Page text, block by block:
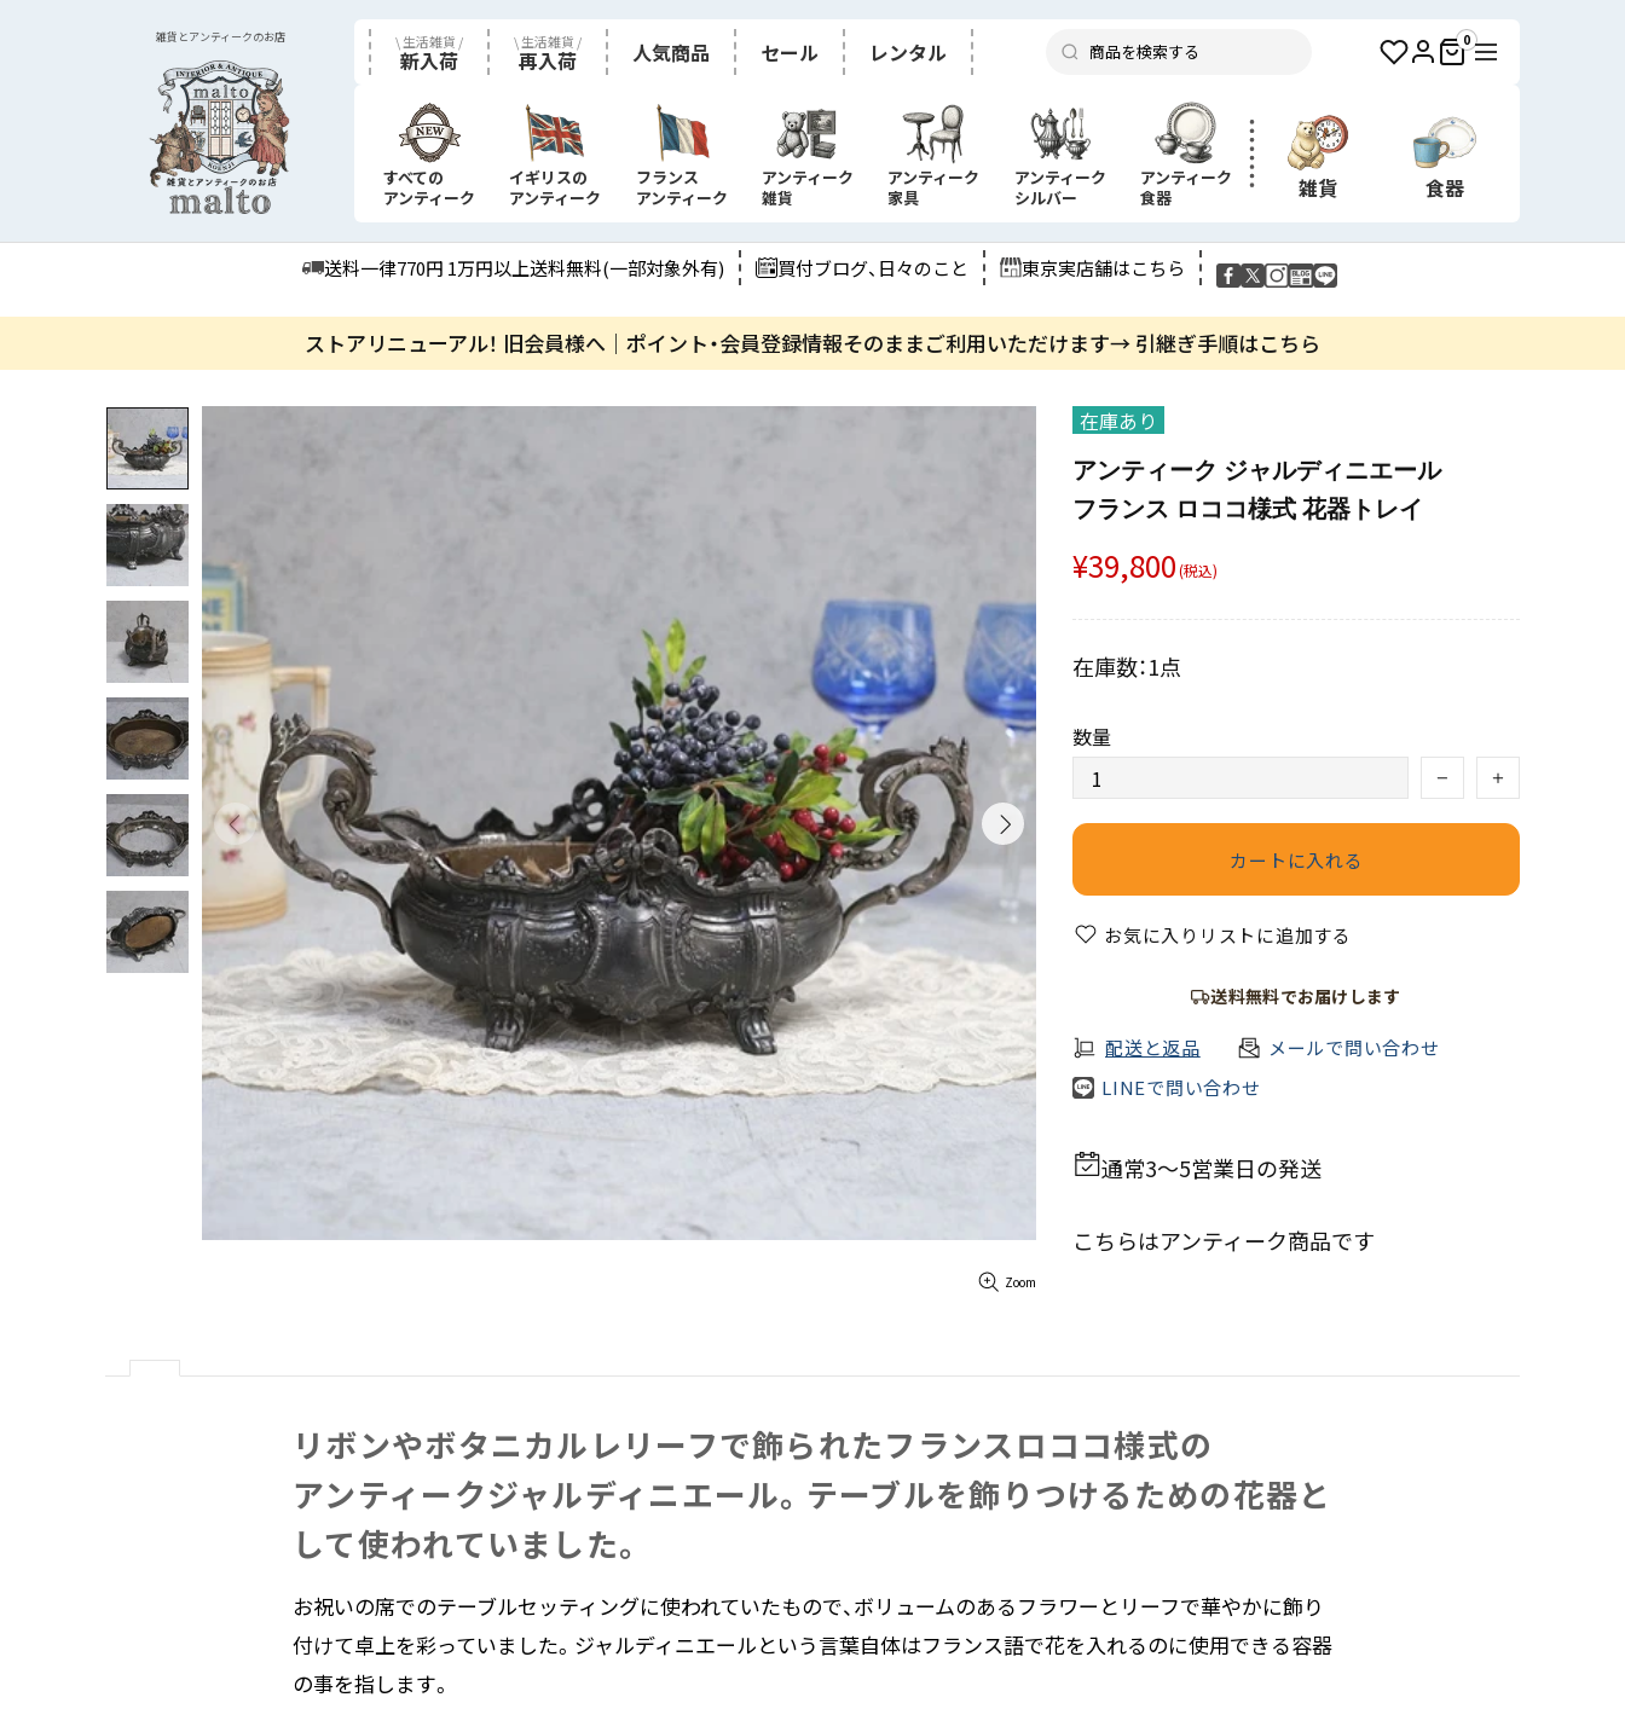
雑貨とアンティークのお店 \ 生活雑貨 /
新入荷
\ 生活雑貨 /
再入荷 人気商品 セール レンタル 0
すべての
アンティーク
イギリスの
アンティーク
フランス
アンティーク
アンティーク
雑貨
アンティーク
家具
アンティーク
シルバー
アンティーク
食器
雑貨 食器
送料一律770円 1万円以上送料無料(一部対象外有) 買付ブログ、日々のこと 東京実店舗はこちら
ストアリニューアル！ 旧会員様へ｜ポイント・会員登録情報そのままご利用いただけます→ 引継ぎ手順はこちら
Zoom
在庫あり
アンティーク ジャルディニエール
フランス ロココ様式 花器トレイ
¥39,800(税込)
在庫数：1点
数量
カートに入れる
お気に入りリストに追加する
送料無料でお届けします
配送と返品
メールで問い合わせ
LINEで問い合わせ
通常3～5営業日の発送
こちらはアンティーク商品です
リボンや​ボタニカルレリーフで​飾られた​フランスロココ様式の​
アンティークジャルディニエール。​テーブルを​飾りつける​ための​花器と​
して​使われていました。
お祝いの席でのテーブルセッティングに使われていたもので、ボリュームのあるフラワーとリーフで華やかに飾り
付けて卓上を彩っていました。ジャルディニエールという言葉自体はフランス語で花を入れるのに使用できる容器
の事を指します。